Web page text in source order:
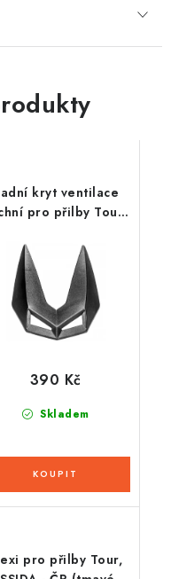
kryt ventilace
pro přilby Tour,
Skladem
390 Kč
pro přilby Tour,